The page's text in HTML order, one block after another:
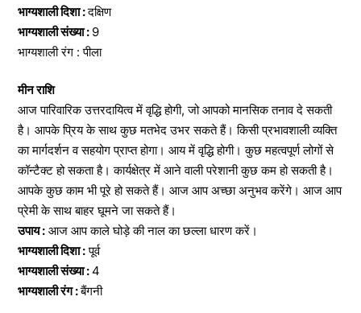
भाग्यशाली दिशा :दक्षिण
भाग्यशाली संख्या : 9
भाग्यशाली रंग : पीला
मीन राशि
आज पारिवारिक उत्तरदायित्व में वृद्धि होगी, जो आपको मानसिक तनाव दे सकती
है। आपके प्रिय के साथ कुछ मतभेद उभर सकते हैं। किसी प्रभावशाली व्यक्ति
का मार्गदर्शन व सहयोग प्राप्त होगा। आय में वृद्धि होगी। कुछ महत्वपूर्ण लोगों से
कॉन्टैक्ट हो सकता है। कार्यक्षेत्र में आने वाली परेशानी कुछ कम हो सकती है।
आपके कुछ काम भी पूरे हो सकते हैं। आज आप अच्छा अनुभव करेंगे। आज आप
प्रेमी के साथ बाहर घूमने जा सकते हैं।
उपाय : आज आप काले घोड़े की नाल का छल्ला धारण करें।
भाग्यशाली दिशा :पूर्व
भाग्यशाली संख्या :4
भाग्यशाली रंग :बैंगनी